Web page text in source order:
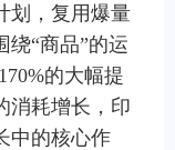
划，复用爆量
绕“商品”的运
的大幅提
消耗增长，印
中的核心作